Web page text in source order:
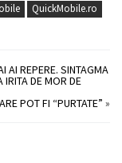
QuickMobile.ro
AI REPERE. SINTAGMA
IRITA DE MOR DE
POT FI “PURTATE” »